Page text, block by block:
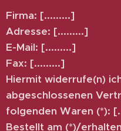
Firma: [.........]
Adresse: [.........]
E-Mail: [.........]
Fax: [.........]
Hiermit widerrufe(n)
abgeschlossenen
folgenden Waren (*):
Bestellt am (*)/